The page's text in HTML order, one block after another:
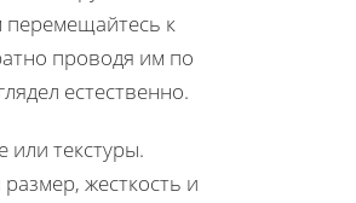
к
проводя им по
естественно.
текстуры.
жесткость и